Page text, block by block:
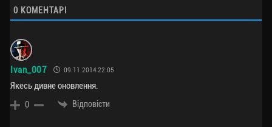
0 КОМЕНТАРІ
Ivan_007 09.11.2014 22:05
Якесь дивне оновлення.
0 Відповісти